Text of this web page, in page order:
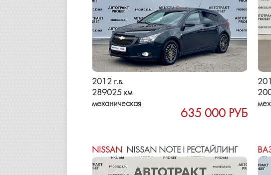
2012 г.в.
289025 км
механическая
635 000 РУБ
NISSAN NISSAN NOTE I РЕСТАЙЛИНГ